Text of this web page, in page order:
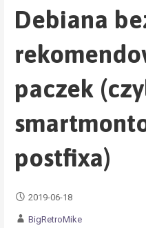
Debiana
paczek
postfixa)
2019-06-18
BigRetroMike